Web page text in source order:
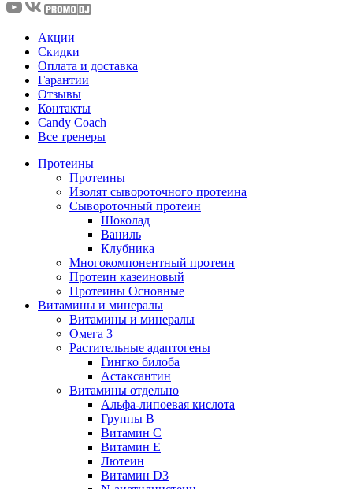
Акции
Скидки
Оплата и доставка
Гарантии
Отзывы
Контакты
Candy Coach
Все тренеры
Протеины
Протеины
Изолят сывороточного протеина
Сывороточный протеин
Шоколад
Ваниль
Клубника
Многокомпонентный протеин
Протеин казеиновый
Протеины Основные
Витамины и минералы
Витамины и минералы
Омега 3
Растительные адаптогены
Гингко билоба
Астаксантин
Витамины отдельно
Альфа-липоевая кислота
Группы B
Витамин С
Витамин Е
Лютеин
Витамин D3